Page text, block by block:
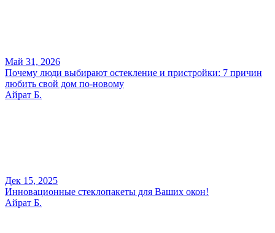
Май 31, 2026
Почему люди выбирают остекление и пристройки: 7 причин
любить свой дом по-новому
Айрат Б.
Дек 15, 2025
Инновационные стеклопакеты для Ваших окон!
Айрат Б.